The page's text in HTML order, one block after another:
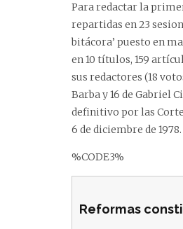
Para redactar la
repartidas en 23
bitácora’ puesto en
en 10 títulos, 159
sus redactores (18
Barba y 16 de Gabriel
definitivo por las
6 de diciembre de 1978.
%CODE3%
Reformas